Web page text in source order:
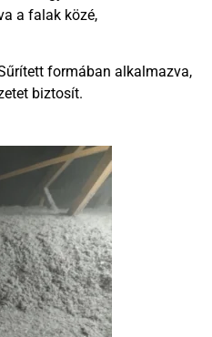
a falak közé,
formában alkalmazva,
biztosít.